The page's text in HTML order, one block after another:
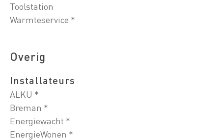
Toolstation
Warmteservice *
Overig
Installateurs
ALKU *
Breman *
Energiewacht *
EnergieWonen *